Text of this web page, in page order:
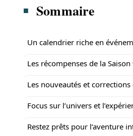
Sommaire
Un calendrier riche en
Les récompenses de la Saison
Les nouveautés et corrections
Focus sur l’univers et
Restez prêts pour l’aventure